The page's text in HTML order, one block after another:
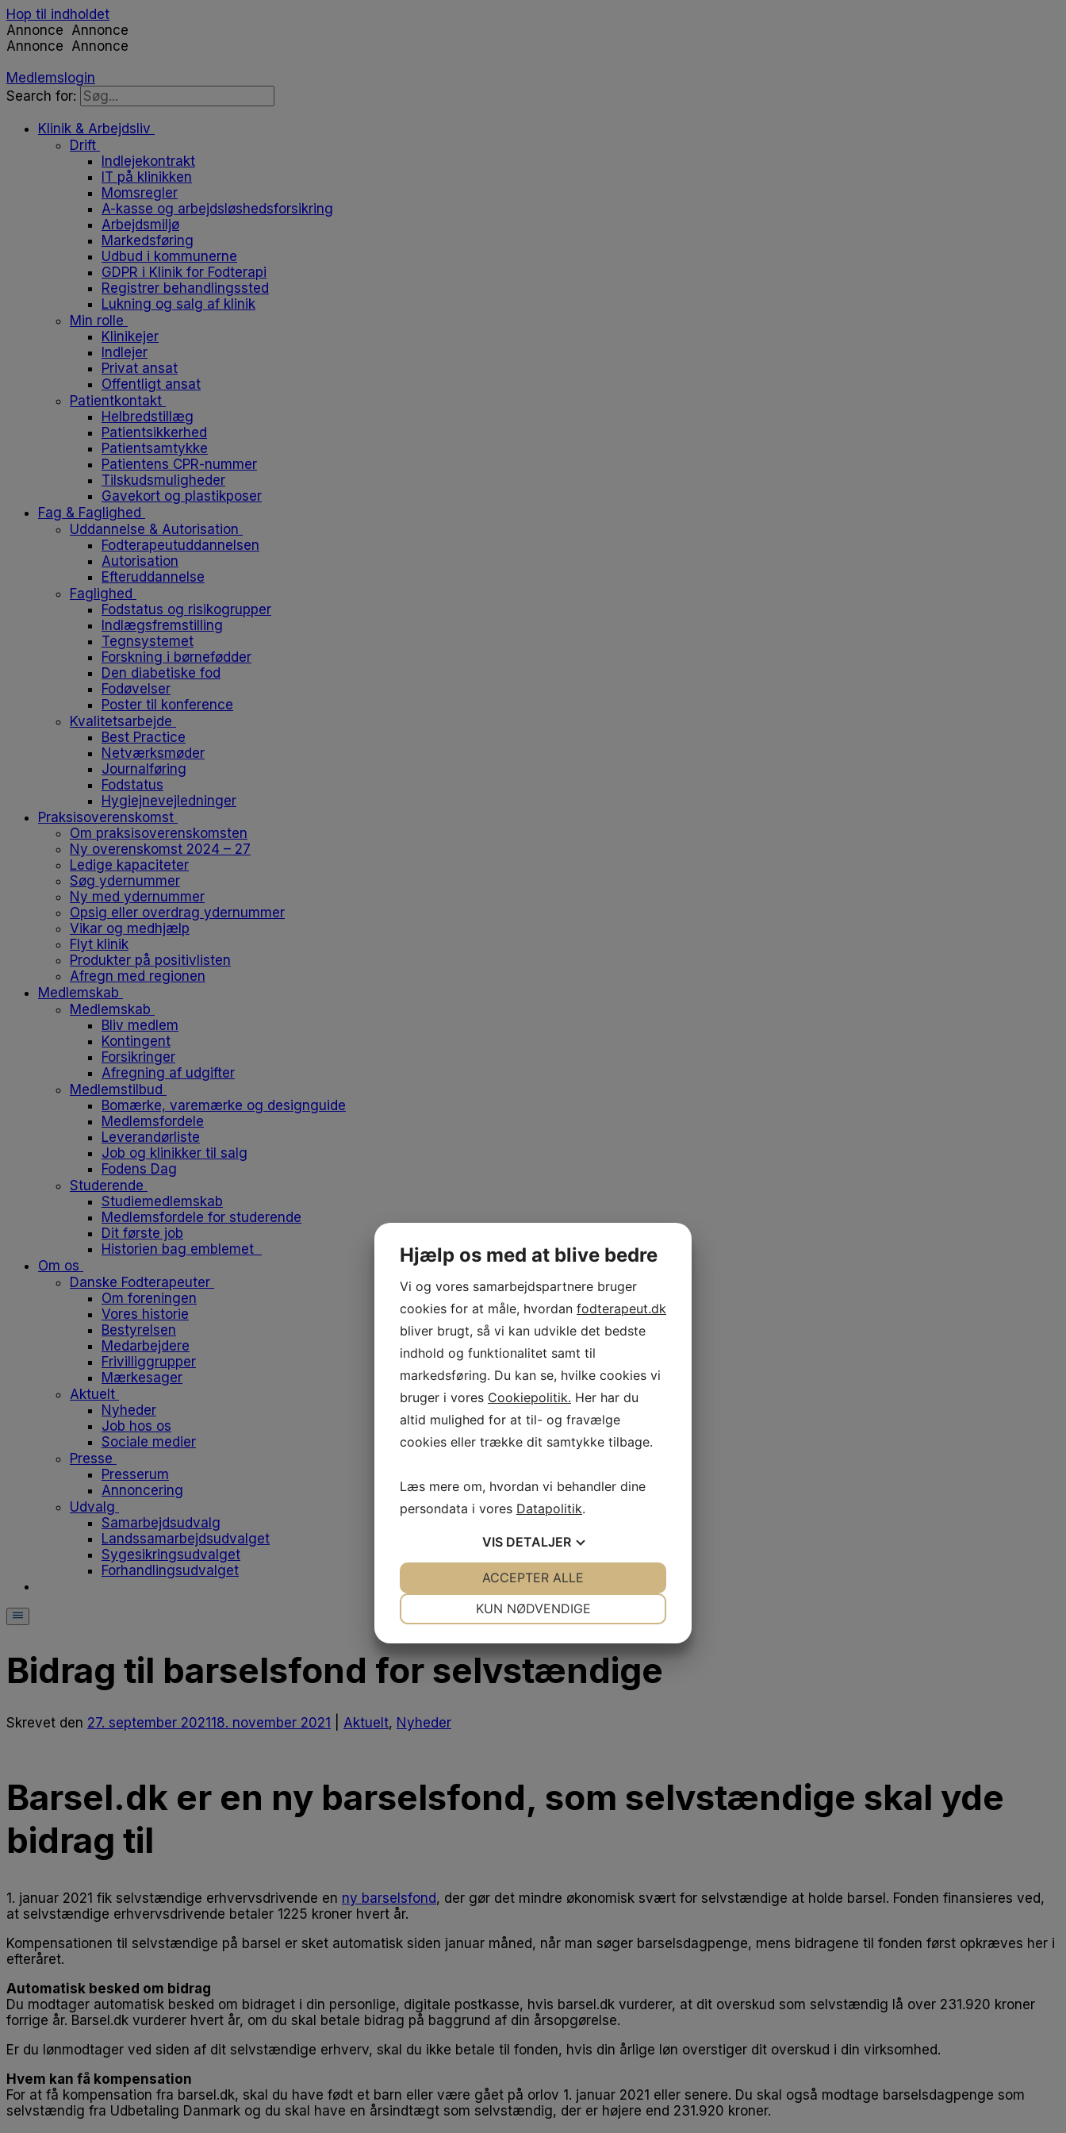
Hop til indholdet
Annonce Annonce
Annonce Annonce
Medlemslogin
Search for:
Klinik & Arbejdsliv
Drift
Indlejekontrakt
IT på klinikken
Momsregler
A-kasse og arbejdsløshedsforsikring
Arbejdsmiljø
Markedsføring
Udbud i kommunerne
GDPR i Klinik for Fodterapi
Registrer behandlingssted
Lukning og salg af klinik
Min rolle
Klinikejer
Indlejer
Privat ansat
Offentligt ansat
Patientkontakt
Helbredstillæg
Patientsikkerhed
Patientsamtykke
Patientens CPR-nummer
Tilskudsmuligheder
Gavekort og plastikposer
Fag & Faglighed
Uddannelse & Autorisation
Fodterapeutuddannelsen
Autorisation
Efteruddannelse
Faglighed
Fodstatus og risikogrupper
Indlægsfremstilling
Tegnsystemet
Forskning i børnefødder
Den diabetiske fod
Fodøvelser
Poster til konference
Kvalitetsarbejde
Best Practice
Netværksmøder
Journalføring
Fodstatus
Hygiejnevejledninger
Praksisoverenskomst
Om praksisoverenskomsten
Ny overenskomst 2024 – 27
Ledige kapaciteter
Søg ydernummer
Ny med ydernummer
Opsig eller overdrag ydernummer
Vikar og medhjælp
Flyt klinik
Produkter på positivlisten
Afregn med regionen
Medlemskab
Medlemskab
Bliv medlem
Kontingent
Forsikringer
Afregning af udgifter
Medlemstilbud
Bomærke, varemærke og designguide
Medlemsfordele
Leverandørliste
Job og klinikker til salg
Fodens Dag
Studerende
Studiemedlemskab
Medlemsfordele for studerende
Dit første job
Historien bag emblemet
Om os
Danske Fodterapeuter
Om foreningen
Vores historie
Bestyrelsen
Medarbejdere
Frivilliggrupper
Mærkesager
Aktuelt
Nyheder
Job hos os
Sociale medier
Presse
Presserum
Annoncering
Udvalg
Samarbejdsudvalg
Landssamarbejdsudvalget
Sygesikringsudvalget
Forhandlingsudvalget
Bidrag til barselsfond for selvstændige
Skrevet den 27. september 2021 18. november 2021 Aktuelt, Nyheder
Barsel.dk er en ny barselsfond, som selvstændige skal yde
bidrag til
1. januar 2021 fik selvstændige erhvervsdrivende en ny barselsfond, der gør det mindre økonomisk svært for selvstændige at holde barsel. Fonden finansieres ved,
at selvstændige erhvervsdrivende betaler 1225 kroner hvert år.
Kompensationen til selvstændige på barsel er sket automatisk siden januar måned, når man søger barselsdagpenge, mens bidragene til fonden først opkræves her i
efteråret.
Automatisk besked om bidrag
Du modtager automatisk besked om bidraget i din personlige, digitale postkasse, hvis barsel.dk vurderer, at dit overskud som selvstændig lå over 231.920 kroner
forrige år. Barsel.dk vurderer hvert år, om du skal betale bidrag på baggrund af din årsopgørelse.
Er du lønmodtager ved siden af dit selvstændige erhverv, skal du ikke betale til fonden, hvis din årlige løn overstiger dit overskud i din virksomhed.
Hvem kan få kompensation
For at få kompensation fra barsel.dk, skal du have født et barn eller være gået på orlov 1. januar 2021 eller senere. Du skal også modtage barselsdagpenge som
selvstændig fra Udbetaling Danmark og du skal have en årsindtægt som selvstændig, der er højere end 231.920 kroner.
Hjælp os med at blive bedre
Vi og vores samarbejdspartnere bruger
cookies for at måle, hvordan fodterapeut.dk
bliver brugt, så vi kan udvikle det bedste
indhold og funktionalitet samt til
markedsføring. Du kan se, hvilke cookies vi
bruger i vores Cookiepolitik. Her har du
altid mulighed for at til- og fravælge
cookies eller trække dit samtykke tilbage.
Læs mere om, hvordan vi behandler dine
persondata i vores Datapolitik.
VIS DETALJER
NEJ JA
MARKETING STATISTIK
KUN NØDVENDIGE
ACCEPTER ALLE